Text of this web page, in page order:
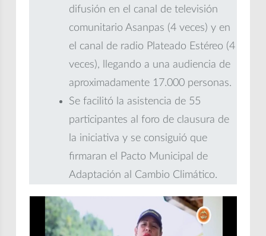
difusión en el canal de televisión
comunitario Asanpas (4 veces) y en
el canal de radio Plateado Estéreo (4
veces), llegando a una audiencia de
aproximadamente 17.000 personas.
Se facilitó la asistencia de 55
participantes al foro de clausura de
la iniciativa y se consiguió que
firmaran el Pacto Municipal de
Adaptación al Cambio Climático.